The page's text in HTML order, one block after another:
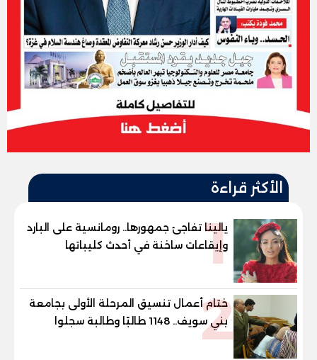
الأكثر قراءة
1
يالينا تفاجئ جمهورها.. رومانسية على البارد
وإيقاعات ساخنة في أحدث كليباتها
2
ختام أعمال تنسيق المرحلة الأولى بجامعة
بني سويف.. 1148 طالبًا وطالبة سجلوا
رغباتهم